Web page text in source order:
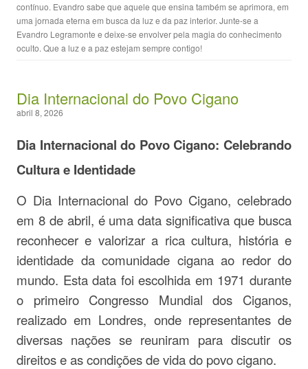
contínuo. Evandro sabe que aquele que ensina também se aprimora, em
uma jornada eterna em busca da luz e da paz interior. Junte-se a
Evandro Legramonte e deixe-se envolver pela magia do conhecimento
oculto. Que a luz e a paz estejam sempre contigo!
Dia Internacional do Povo Cigano
abril 8, 2026
Dia Internacional do Povo Cigano: Celebrando
Cultura e Identidade
O Dia Internacional do Povo Cigano, celebrado
em 8 de abril, é uma data significativa que busca
reconhecer e valorizar a rica cultura, história e
identidade da comunidade cigana ao redor do
mundo. Esta data foi escolhida em 1971 durante
o primeiro Congresso Mundial dos Ciganos,
realizado em Londres, onde representantes de
diversas nações se reuniram para discutir os
direitos e as condições de vida do povo cigano.